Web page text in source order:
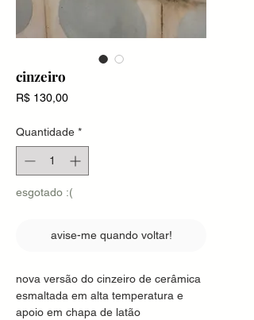
cinzeiro
R$ 130,00Preço
Quantidade *
esgotado :(
avise-me quando voltar!
nova versão do cinzeiro de cerâmica
esmaltada em alta temperatura e
apoio em chapa de latão